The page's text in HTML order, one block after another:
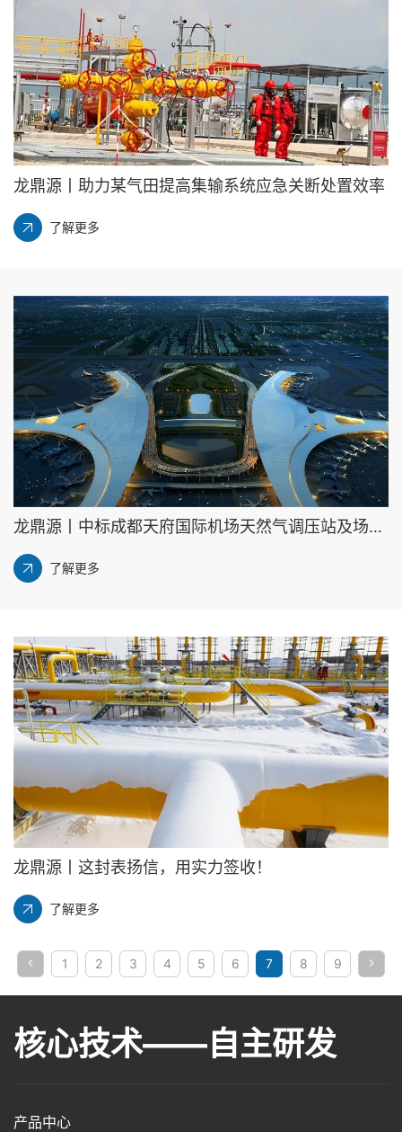
龙鼎源丨助力某气田提高集输系统应急关断处置效率
了解更多
龙鼎源丨中标成都天府国际机场天然气调压站及场内管网工程项目
了解更多
龙鼎源丨这封表扬信，用实力签收！
了解更多
1 2 3 4 5 6 7 8 9
核心技术——自主研发
产品中心